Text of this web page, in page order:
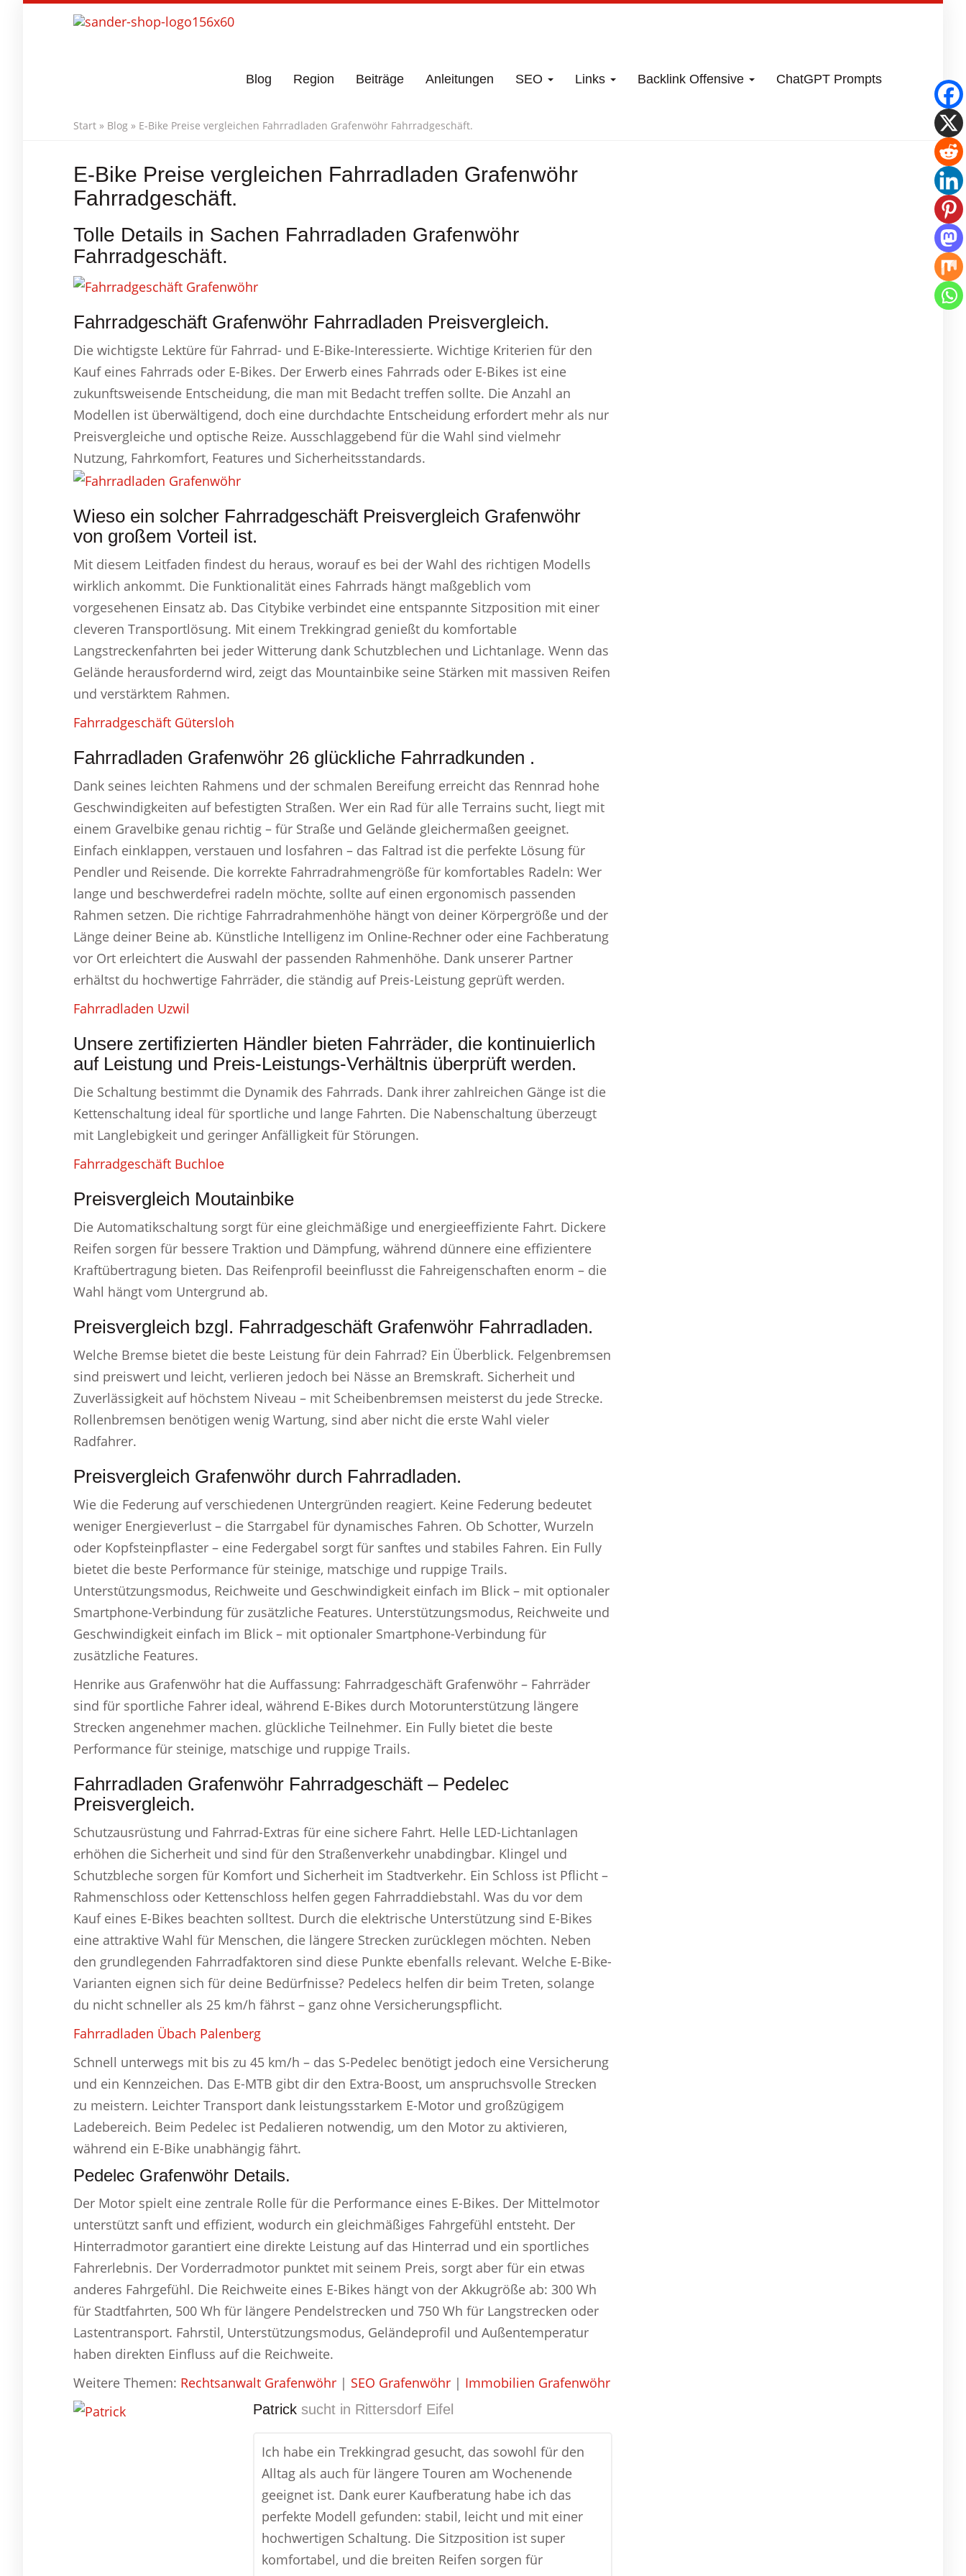
Blog Region Beiträge Anleitungen SEO Links Backlink Offensive ChatGPT Prompts
Start » Blog » E-Bike Preise vergleichen Fahrradladen Grafenwöhr Fahrradgeschäft.
E-Bike Preise vergleichen Fahrradladen Grafenwöhr
Fahrradgeschäft.
Tolle Details in Sachen Fahrradladen Grafenwöhr
Fahrradgeschäft.
Fahrradgeschäft Grafenwöhr Fahrradladen Preisvergleich.
Die wichtigste Lektüre für Fahrrad- und E-Bike-Interessierte. Wichtige Kriterien für den
Kauf eines Fahrrads oder E-Bikes. Der Erwerb eines Fahrrads oder E-Bikes ist eine
zukunftsweisende Entscheidung, die man mit Bedacht treffen sollte. Die Anzahl an
Modellen ist überwältigend, doch eine durchdachte Entscheidung erfordert mehr als nur
Preisvergleiche und optische Reize. Ausschlaggebend für die Wahl sind vielmehr
Nutzung, Fahrkomfort, Features und Sicherheitsstandards.
Wieso ein solcher Fahrradgeschäft Preisvergleich Grafenwöhr
von großem Vorteil ist.
Mit diesem Leitfaden findest du heraus, worauf es bei der Wahl des richtigen Modells
wirklich ankommt. Die Funktionalität eines Fahrrads hängt maßgeblich vom
vorgesehenen Einsatz ab. Das Citybike verbindet eine entspannte Sitzposition mit einer
cleveren Transportlösung. Mit einem Trekkingrad genießt du komfortable
Langstreckenfahrten bei jeder Witterung dank Schutzblechen und Lichtanlage. Wenn das
Gelände herausfordernd wird, zeigt das Mountainbike seine Stärken mit massiven Reifen
und verstärktem Rahmen.
Fahrradgeschäft Gütersloh
Fahrradladen Grafenwöhr 26 glückliche Fahrradkunden .
Dank seines leichten Rahmens und der schmalen Bereifung erreicht das Rennrad hohe
Geschwindigkeiten auf befestigten Straßen. Wer ein Rad für alle Terrains sucht, liegt mit
einem Gravelbike genau richtig – für Straße und Gelände gleichermaßen geeignet.
Einfach einklappen, verstauen und losfahren – das Faltrad ist die perfekte Lösung für
Pendler und Reisende. Die korrekte Fahrradrahmengröße für komfortables Radeln: Wer
lange und beschwerdefrei radeln möchte, sollte auf einen ergonomisch passenden
Rahmen setzen. Die richtige Fahrradrahmenhöhe hängt von deiner Körpergröße und der
Länge deiner Beine ab. Künstliche Intelligenz im Online-Rechner oder eine Fachberatung
vor Ort erleichtert die Auswahl der passenden Rahmenhöhe. Dank unserer Partner
erhältst du hochwertige Fahrräder, die ständig auf Preis-Leistung geprüft werden.
Fahrradladen Uzwil
Unsere zertifizierten Händler bieten Fahrräder, die kontinuierlich
auf Leistung und Preis-Leistungs-Verhältnis überprüft werden.
Die Schaltung bestimmt die Dynamik des Fahrrads. Dank ihrer zahlreichen Gänge ist die
Kettenschaltung ideal für sportliche und lange Fahrten. Die Nabenschaltung überzeugt
mit Langlebigkeit und geringer Anfälligkeit für Störungen.
Fahrradgeschäft Buchloe
Preisvergleich Moutainbike
Die Automatikschaltung sorgt für eine gleichmäßige und energieeffiziente Fahrt. Dickere
Reifen sorgen für bessere Traktion und Dämpfung, während dünnere eine effizientere
Kraftübertragung bieten. Das Reifenprofil beeinflusst die Fahreigenschaften enorm – die
Wahl hängt vom Untergrund ab.
Preisvergleich bzgl. Fahrradgeschäft Grafenwöhr Fahrradladen.
Welche Bremse bietet die beste Leistung für dein Fahrrad? Ein Überblick. Felgenbremsen
sind preiswert und leicht, verlieren jedoch bei Nässe an Bremskraft. Sicherheit und
Zuverlässigkeit auf höchstem Niveau – mit Scheibenbremsen meisterst du jede Strecke.
Rollenbremsen benötigen wenig Wartung, sind aber nicht die erste Wahl vieler
Radfahrer.
Preisvergleich Grafenwöhr durch Fahrradladen.
Wie die Federung auf verschiedenen Untergründen reagiert. Keine Federung bedeutet
weniger Energieverlust – die Starrgabel für dynamisches Fahren. Ob Schotter, Wurzeln
oder Kopfsteinpflaster – eine Federgabel sorgt für sanftes und stabiles Fahren. Ein Fully
bietet die beste Performance für steinige, matschige und ruppige Trails.
Unterstützungsmodus, Reichweite und Geschwindigkeit einfach im Blick – mit optionaler
Smartphone-Verbindung für zusätzliche Features. Unterstützungsmodus, Reichweite und
Geschwindigkeit einfach im Blick – mit optionaler Smartphone-Verbindung für
zusätzliche Features.
Henrike aus Grafenwöhr hat die Auffassung: Fahrradgeschäft Grafenwöhr – Fahrräder
sind für sportliche Fahrer ideal, während E-Bikes durch Motorunterstützung längere
Strecken angenehmer machen. glückliche Teilnehmer. Ein Fully bietet die beste
Performance für steinige, matschige und ruppige Trails.
Fahrradladen Grafenwöhr Fahrradgeschäft – Pedelec
Preisvergleich.
Schutzausrüstung und Fahrrad-Extras für eine sichere Fahrt. Helle LED-Lichtanlagen
erhöhen die Sicherheit und sind für den Straßenverkehr unabdingbar. Klingel und
Schutzbleche sorgen für Komfort und Sicherheit im Stadtverkehr. Ein Schloss ist Pflicht –
Rahmenschloss oder Kettenschloss helfen gegen Fahrraddiebstahl. Was du vor dem
Kauf eines E-Bikes beachten solltest. Durch die elektrische Unterstützung sind E-Bikes
eine attraktive Wahl für Menschen, die längere Strecken zurücklegen möchten. Neben
den grundlegenden Fahrradfaktoren sind diese Punkte ebenfalls relevant. Welche E-Bike-
Varianten eignen sich für deine Bedürfnisse? Pedelecs helfen dir beim Treten, solange
du nicht schneller als 25 km/h fährst – ganz ohne Versicherungspflicht.
Fahrradladen Übach Palenberg
Schnell unterwegs mit bis zu 45 km/h – das S-Pedelec benötigt jedoch eine Versicherung
und ein Kennzeichen. Das E-MTB gibt dir den Extra-Boost, um anspruchsvolle Strecken
zu meistern. Leichter Transport dank leistungsstarkem E-Motor und großzügigem
Ladebereich. Beim Pedelec ist Pedalieren notwendig, um den Motor zu aktivieren,
während ein E-Bike unabhängig fährt.
Pedelec Grafenwöhr Details.
Der Motor spielt eine zentrale Rolle für die Performance eines E-Bikes. Der Mittelmotor
unterstützt sanft und effizient, wodurch ein gleichmäßiges Fahrgefühl entsteht. Der
Hinterradmotor garantiert eine direkte Leistung auf das Hinterrad und ein sportliches
Fahrerlebnis. Der Vorderradmotor punktet mit seinem Preis, sorgt aber für ein etwas
anderes Fahrgefühl. Die Reichweite eines E-Bikes hängt von der Akkugröße ab: 300 Wh
für Stadtfahrten, 500 Wh für längere Pendelstrecken und 750 Wh für Langstrecken oder
Lastentransport. Fahrstil, Unterstützungsmodus, Geländeprofil und Außentemperatur
haben direkten Einfluss auf die Reichweite.
Weitere Themen: Rechtsanwalt Grafenwöhr | SEO Grafenwöhr | Immobilien Grafenwöhr
Patrick sucht in Rittersdorf Eifel
Ich habe ein Trekkingrad gesucht, das sowohl für den
Alltag als auch für längere Touren am Wochenende
geeignet ist. Dank eurer Kaufberatung habe ich das
perfekte Modell gefunden: stabil, leicht und mit einer
hochwertigen Schaltung. Die Sitzposition ist super
komfortabel, und die breiten Reifen sorgen für